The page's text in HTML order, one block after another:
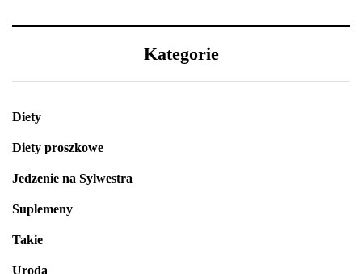
Kategorie
Diety
Diety proszkowe
Jedzenie na Sylwestra
Suplemeny
Takie
Uroda